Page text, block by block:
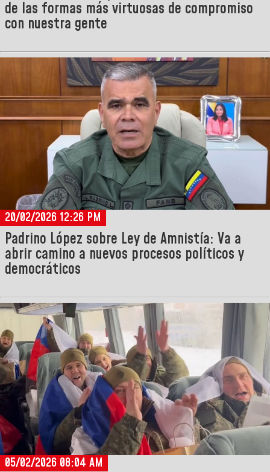
de las formas más virtuosas de compromiso
con nuestra gente
20/02/2026 12:26 PM
Padrino López sobre Ley de Amnistía: Va a
abrir camino a nuevos procesos políticos y
democráticos
05/02/2026 08:04 AM